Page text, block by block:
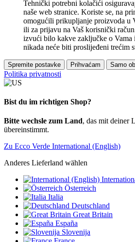
Tehnički potrebni kolačići
naše web stranice. Koriste se, na
omogućili prikupljanje proizvoda u
ili za prijavu na Vaš korisnički
izvući bilo kakve zaključke o Vama
nikada neće biti proslijeđeni trećim
Spremite postavke Prihvaćam Samo
Politika privatnosti
Bist du im richtigen Shop?
Bitte wechsle zum Land, das mit deiner
übereinstimmt.
Zu Ecco Verde International (English)
Anderes Lieferland wählen
Österreich
Italia
Deutschland
Great Britain
España
Slovenija